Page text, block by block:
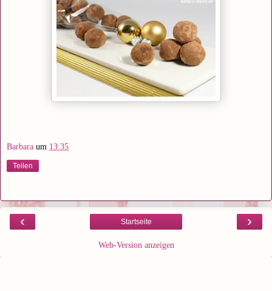
Barbara um 13:35
Teilen
‹ ›
Startseite
Web-Version anzeigen